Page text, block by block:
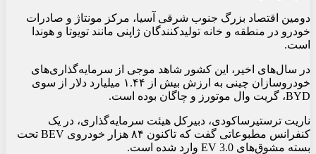
دومین اقتصاد بزرگ جنوب شرقی آسیا، مرکز مونتاژ و صادرات
خودرو در منطقه و خانه تولیدکنندگان ژاپنی مانند تویوتا و هوندا
است.
در سال‌های اخیر، این کشور شاهد موجی از سرمایه‌گذاری‌های
خودروسازان چینی به ارزش بیش از ۱.۴۴ میلیارد دلار از سوی
BYD، گریت وال موتورز و چاگان بوده است.
ناریت ترستیرساکودی، دبیرکل هیئت سرمایه‌گذاری، در یک
کنفرانس مطبوعاتی گفت که تاکنون ۸۴ هزار خودروی BEV تحت
بسته مشوق‌های EV 3.0 وارد شده است.